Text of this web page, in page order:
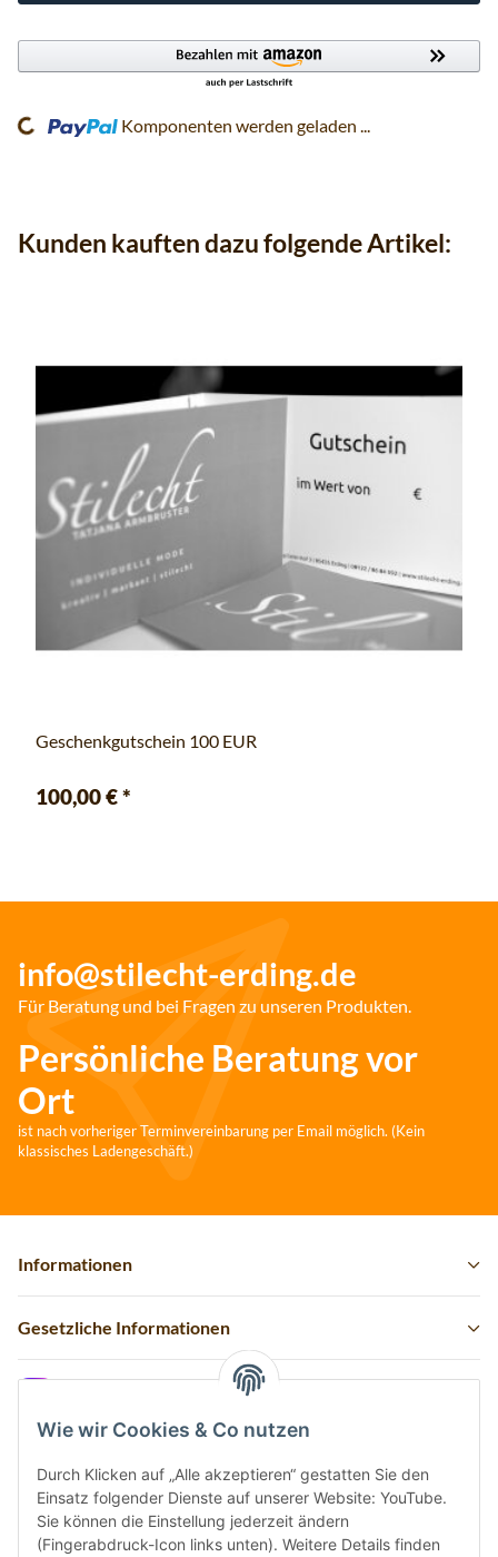
Wie wir Cookies & Co nutzen
Durch Klicken auf „Alle akzeptieren“ gestatten Sie den
Einsatz folgender Dienste auf unserer Website: YouTube.
Sie können die Einstellung jederzeit ändern
(Fingerabdruck-Icon links unten). Weitere Details finden
Loading... Komponenten werden geladen ...
Kunden kauften dazu folgende Artikel:
Geschenkgutschein 100 EUR
100,00 €*
info@stilecht-erding.de
Für Beratung und bei Fragen zu unseren Produkten.
Persönliche Beratung vor
Ort
ist nach vorheriger Terminvereinbarung per Email möglich. (Kein
klassisches Ladengeschäft.)
Informationen
Gesetzliche Informationen
Vertrag widerrufen
Sicher bezahlen via: